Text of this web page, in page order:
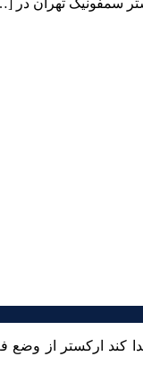
کند ارکستر از